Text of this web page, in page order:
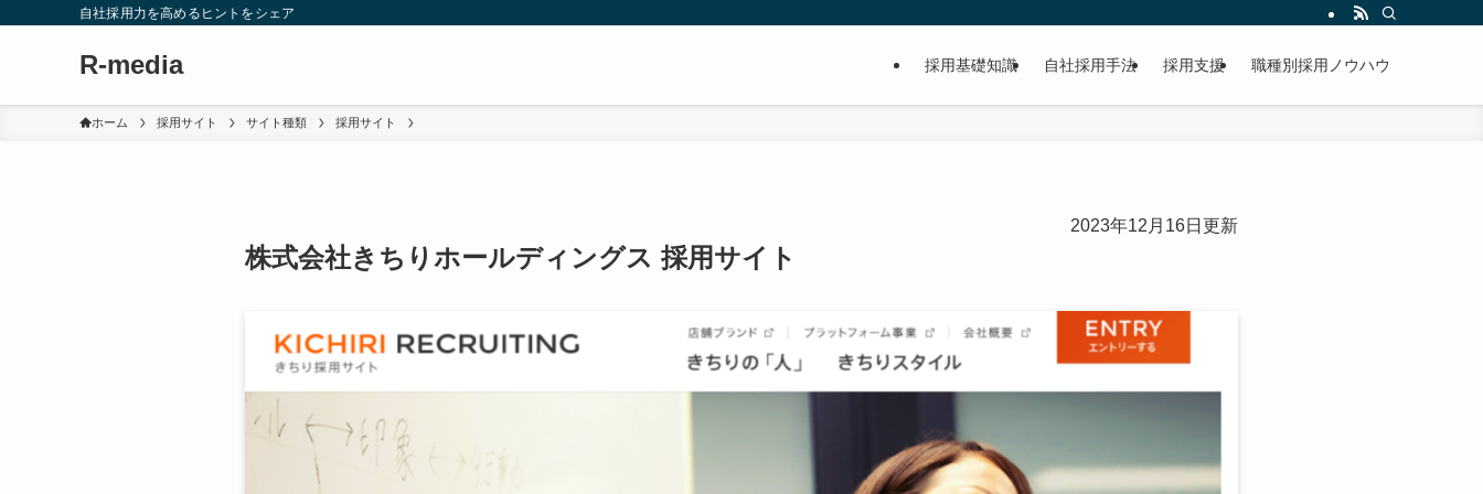
自社採用力を高めるヒントをシェア
R-media 採用基礎知識 自社採用手法 採用支援 職種別採用ノウハウ
ホーム 採用サイト サイト種類 採用サイト
2023年12月16日更新
株式会社きちりホールディングス 採用サイト